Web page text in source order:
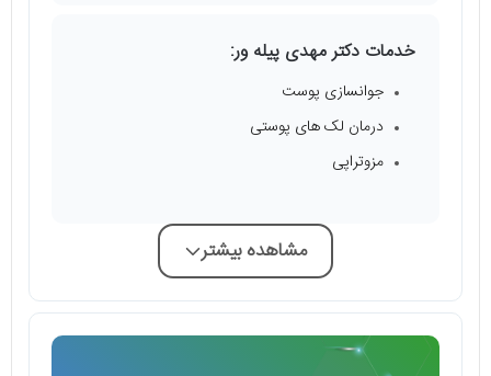
خدمات دکتر مهدی پیله ور:
جوانسازی پوست
درمان لک های پوستی
مزوتراپی
مشاهده بیشتر